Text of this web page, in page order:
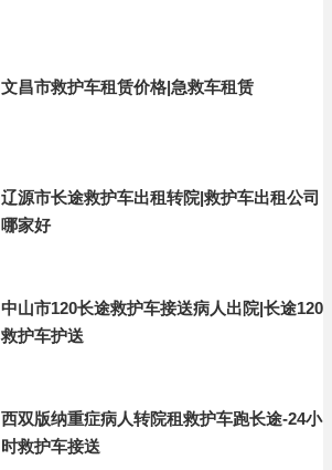
文昌市救护车租赁价格|急救车租赁
辽源市长途救护车出租转院|救护车出租公司
哪家好
中山市120长途救护车接送病人出院|长途120
救护车护送
西双版纳重症病人转院租救护车跑长途-24小
时救护车接送